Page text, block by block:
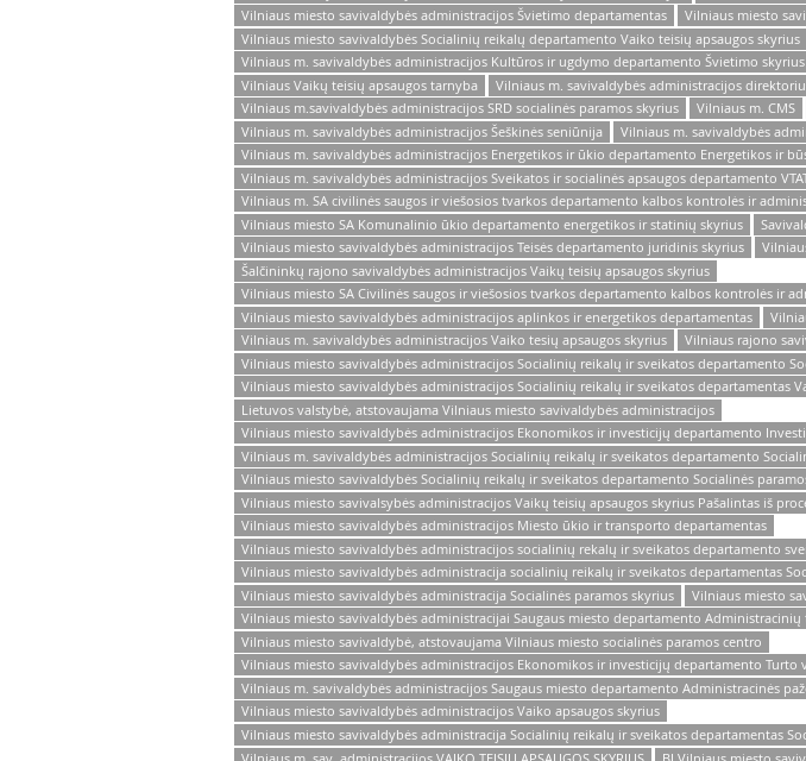
Vilniaus miesto savivaldybės administracijos Švietimo departamentas
Vilniaus miesto
Vilniaus miesto savivaldybės Socialinių reikalų departamento Vaiko teisių apsaugos skyrius
Vilniaus m. savivaldybės administracijos Kultūros ir ugdymo departamento Švietimo skyrius
Vilniaus Vaikų teisių apsaugos tarnyba
Vilniaus m. savivaldybės administracijos
Vilniaus m.savivaldybės administracijos SRD socialinės paramos skyrius
Vilniaus m. CMS
Vilniaus m. savivaldybės administracijos Šeškinės seniūnija
Vilniaus m. savivaldybės
Vilniaus m. savivaldybės administracijos Energetikos ir ūkio departamento Energetikos ir
Vilniaus m. savivaldybės administracijos Sveikatos ir socialinės apsaugos departamento
Vilniaus m. SA civilinės saugos ir viešosios tvarkos departamento kalbos kontrolės ir
Vilniaus miesto SA Komunalinio ūkio departamento energetikos ir statinių skyrius
Vilniaus miesto savivaldybės administracijos Teisės departamento juridinis skyrius
Šalčininkų rajono savivaldybės administracijos Vaikų teisių apsaugos skyrius
Vilniaus miesto SA Civilinės saugos ir viešosios tvarkos departamento kalbos kontrolės ir
Vilniaus miesto savivaldybės administracijos aplinkos ir energetikos departamentas
Vilniaus m. savivaldybės administracijos Vaiko tesių apsaugos skyrius
Vilniaus rajono
Vilniaus miesto savivaldybės administracijos Socialinių reikalų ir sveikatos departamento
Vilniaus miesto savivaldybės administracijos Socialinių reikalų ir sveikatos departamentas
Lietuvos valstybė, atstovaujama Vilniaus miesto savivaldybės administracijos
Vilniaus miesto savivaldybės administracijos Ekonomikos ir investicijų departamento
Vilniaus m. savivaldybės administracijos Socialinių reikalų ir sveikatos departamento
Vilniaus miesto savivaldybės Socialinių reikalų ir sveikatos departamento Socialinės
Vilniaus miesto savivalsybės administracijos Vaikų teisių apsaugos skyrius Pašalintas iš
Vilniaus miesto savivaldybės administracijos Miesto ūkio ir transporto departamentas
Vilniaus miesto savivaldybės administracijos socialinių rekalų ir sveikatos departamento
Vilniaus miesto savivaldybės administracija socialinių reikalų ir sveikatos departamentas
Vilniaus miesto savivaldybės administracija Socialinės paramos skyrius
Vilniaus miesto
Vilniaus miesto savivaldybės administracijai Saugaus miesto departamento
Vilniaus miesto savivaldybė, atstovaujama Vilniaus miesto socialinės paramos centro
Vilniaus miesto savivaldybės administracijos Ekonomikos ir investicijų departamento Turto
Vilniaus m. savivaldybės administracijos Saugaus miesto departamento Administracinės
Vilniaus miesto savivaldybės administracijos Vaiko apsaugos skyrius
Vilniaus miesto savivaldybės administracija Socialinių reikalų ir sveikatos departamentas